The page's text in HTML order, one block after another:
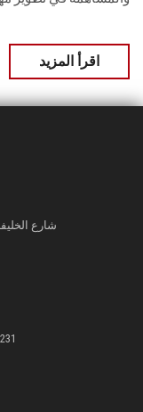
اقرأ المزيد
شارع
26831474